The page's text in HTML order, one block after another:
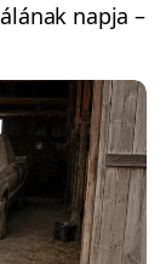
napja –